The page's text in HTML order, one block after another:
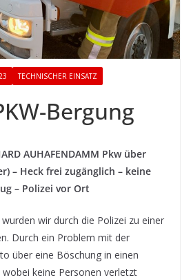
TECHNISCHER EINSATZ
Bergung
AUHAFENDAMM Pkw über
– Heck frei zugänglich – keine
– Polizei vor Ort
wir durch die Polizei zu einer
Durch ein Problem mit der
über eine Böschung in einen
keine Personen verletzt